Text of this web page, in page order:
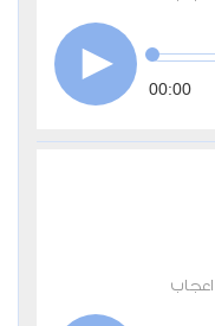
00:00
اعجاب